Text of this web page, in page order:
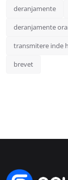
deranjamente
deranjamente
transmitere inde
brevet